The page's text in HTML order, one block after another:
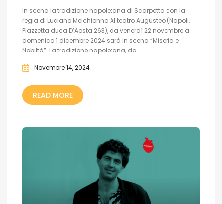
In scena la tradizione napoletana di Scarpetta con la
regia di Luciano Melchionna Al teatro Augusteo (Napoli,
Piazzetta duca D’Aosta 263), da venerdì 22 novembre a
domenica 1 dicembre 2024 sarà in scena “Miseria e
Nobiltà”. La tradizione napoletana, da...
Novembre 14, 2024
READ MORE